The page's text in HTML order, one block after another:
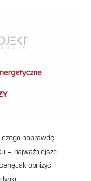
czego naprawdę
– najważniejsze
obniżyć